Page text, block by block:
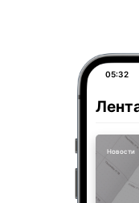
05:32
Новости